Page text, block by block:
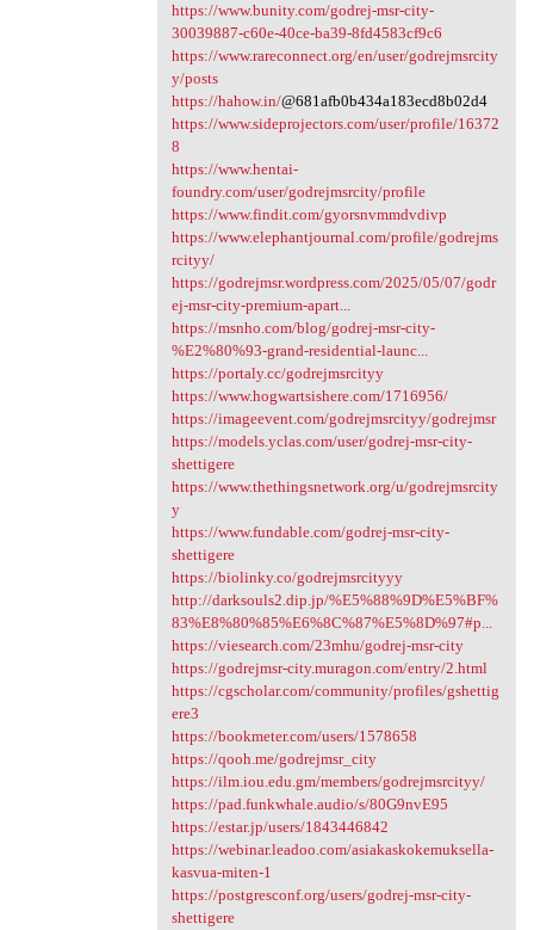
https://www.bunity.com/godrej-msr-city-
30039887-c60e-40ce-ba39-8fd4583cf9c6
https://www.rareconnect.org/en/user/godrejmsrcity
y/posts
https://hahow.in/@681afb0b434a183ecd8b02d4
https://www.sideprojectors.com/user/profile/16372
8
https://www.hentai-
foundry.com/user/godrejmsrcity/profile
https://www.findit.com/gyorsnvmmdvdivp
https://www.elephantjournal.com/profile/godrejms
rcityy/
https://godrejmsr.wordpress.com/2025/05/07/godr
ej-msr-city-premium-apart...
https://msnho.com/blog/godrej-msr-city-
%E2%80%93-grand-residential-launc...
https://portaly.cc/godrejmsrcityy
https://www.hogwartsishere.com/1716956/
https://imageevent.com/godrejmsrcityy/godrejmsr
https://models.yclas.com/user/godrej-msr-city-
shettigere
https://www.thethingsnetwork.org/u/godrejmsrcity
y
https://www.fundable.com/godrej-msr-city-
shettigere
https://biolinky.co/godrejmsrcityyy
http://darksouls2.dip.jp/%E5%88%9D%E5%BF%
83%E8%80%85%E6%8C%87%E5%8D%97#p...
https://viesearch.com/23mhu/godrej-msr-city
https://godrejmsr-city.muragon.com/entry/2.html
https://cgscholar.com/community/profiles/gshettig
ere3
https://bookmeter.com/users/1578658
https://qooh.me/godrejmsr_city
https://ilm.iou.edu.gm/members/godrejmsrcityy/
https://pad.funkwhale.audio/s/80G9nvE95
https://estar.jp/users/1843446842
https://webinar.leadoo.com/asiakaskokemuksella-
kasvua-miten-1
https://postgresconf.org/users/godrej-msr-city-
shettigere